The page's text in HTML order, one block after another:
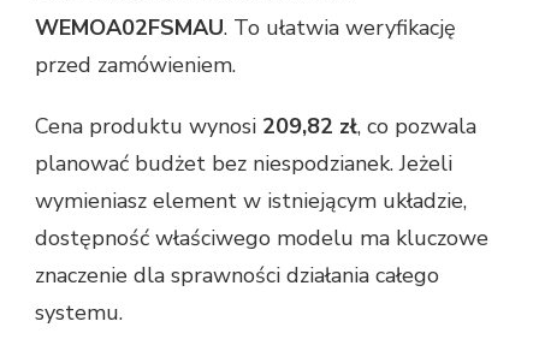
WEMOA02FSMAU. To ułatwia weryfikację
przed zamówieniem.
Cena produktu wynosi 209,82 zł, co pozwala
planować budżet bez niespodzianek. Jeżeli
wymieniasz element w istniejącym układzie,
dostępność właściwego modelu ma kluczowe
znaczenie dla sprawności działania całego
systemu.